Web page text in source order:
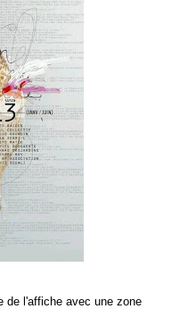
de l'affiche avec une zone